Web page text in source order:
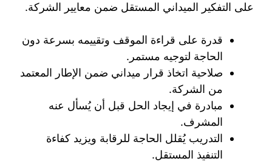
على التفكير الميداني المستقل ضمن معايير الشركة.
قدرة على قراءة الموقف وتقييمه بسرعة دون
الحاجة لتوجيه مستمر.
صلاحية اتخاذ قرار ميداني ضمن الإطار المعتمد
من الشركة.
مبادرة في إيجاد الحل قبل أن يُسأل عنه
المشرف.
التدريب يُقلل الحاجة للرقابة ويزيد كفاءة
التنفيذ المستقل.